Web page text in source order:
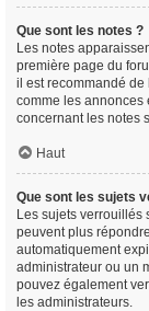
Que sont les notes ?
Les notes
première page du
il est recommandé
comme les annonces
concernant les notes
Haut
Que sont les sujets
Les sujets verrouillés
peuvent plus
automatiquement
administrateur ou un
pouvez également
les administrateurs.